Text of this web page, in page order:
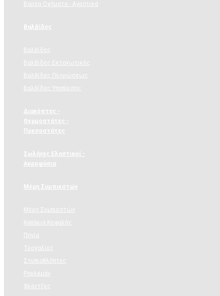
Βαρέα Οχήματα - Αγροτικά
Βαλβίδες
Βαλβίδες
Βαλβίδες Εκτονωτικές
Βαλβίδες Πληρώσεως
Βαλβίδες Υποπίεσης
Διακόπτες -
Θερμοστάτες -
Πρεσοστάτες
Σωλήνες Ελαστικοί -
Ακροφύσια
Μέρη Συμπιεστών
Μέρη Συμπιεστών
Καπάκια Κεφαλής
Πηνία
Τροχαλίες
Στυπιοθλήπτες
Ρουλεμάν
Φλάντζες